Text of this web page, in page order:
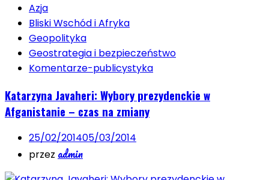
Azja
Bliski Wschód i Afryka
Geopolityka
Geostrategia i bezpieczeństwo
Komentarze-publicystyka
Katarzyna Javaheri: Wybory prezydenckie w
Afganistanie – czas na zmiany
25/02/201405/03/2014
przez admin